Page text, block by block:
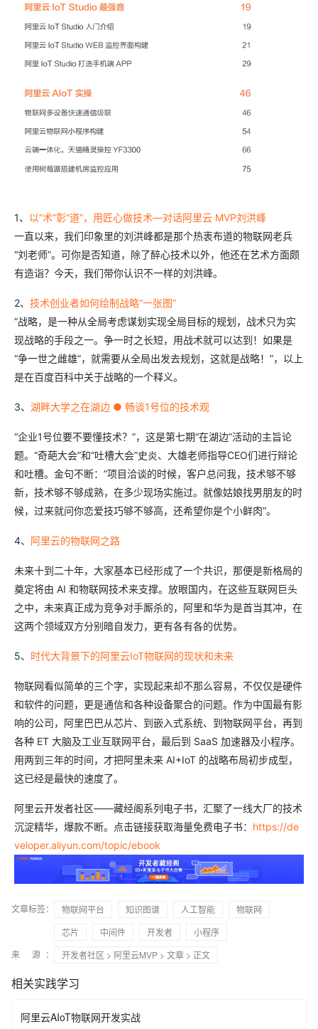
1、 以“术”彰“道”，用匠心做技术—对话阿里云 MVP刘洪峰
一直以来，我们印象里的刘洪峰都是那个热衷布道的物联网老兵
“刘老师”。可你是否知道，除了醉心技术以外，他还在艺术方面颇
有造诣？今天，我们带你认识不一样的刘洪峰。
2、 技术创业者如何绘制战略“一张图”
“战略，是一种从全局考虑谋划实现全局目标的规划，战术只为实
现战略的手段之一。争一时之长短，用战术就可以达到！如果是
“争一世之雌雄”，就需要从全局出发去规划，这就是战略！”，以上
是在百度百科中关于战略的一个释义。
3、 湖畔大学之在湖边 ● 畅谈1号位的技术观
“企业1号位要不要懂技术？”，这是第七期“在湖边”活动的主旨论
题。“奇葩大会”和“吐槽大会”史炎、大雄老师指导CEO们进行辩论
和吐槽。金句不断：”项目洽谈的时候，客户总问我，技术够不够
新，技术够不够成熟，在多少现场实施过。就像姑娘找男朋友的时
候，过来就问你恋爱技巧够不够高，还希望你是个小鲜肉”。
4、 阿里云的物联网之路
未来十到二十年，大家基本已经形成了一个共识，那便是新格局的
奠定将由 AI 和物联网技术来支撑。放眼国内，在这些互联网巨头
之中，未来真正成为竞争对手厮杀的，阿里和华为是首当其冲，在
这两个领域双方分别暗自发力，更有各有各的优势。
5、 时代大背景下的阿里云IoT物联网的现状和未来
物联网看似简单的三个字，实现起来却不那么容易，不仅仅是硬件
和软件的问题，更是通信和各种设备聚合的问题。作为中国最有影
响的公司，阿里巴巴从芯片、到嵌入式系统、到物联网平台，再到
各种 ET 大脑及工业互联网平台，最后到 SaaS 加速器及小程序。
用两到三年的时间，才把阿里未来 AI+IoT 的战略布局初步成型，
这已经是最快的速度了。
阿里云开发者社区——藏经阁系列电子书，汇聚了一线大厂的技术
沉淀精华，爆款不断。点击链接获取海量免费电子书： https://de
veloper.aliyun.com/topic/ebook
文章标签： 物联网平台 知识图谱 人工智能
物联网
芯片
中间件 开发者
小程序
来 源：
开发者社区 > 阿里云MVP > 文章 > 正文
相关实践学习
阿里云AIoT物联网开发实战